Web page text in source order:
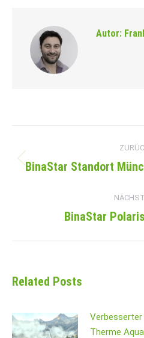
Autor:
BinaStar Standort
BinaStar
Related Posts
Verbesserter
Therme